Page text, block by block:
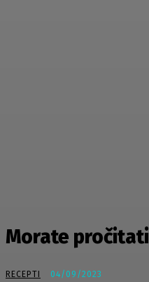
Morate pročitati
RECEPTI 04/09/2023